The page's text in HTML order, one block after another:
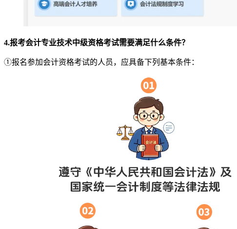
4.报考会计专业技术中级资格考试需要满足什么条件？
①报名参加会计资格考试的人员，应具备下列基本条件：